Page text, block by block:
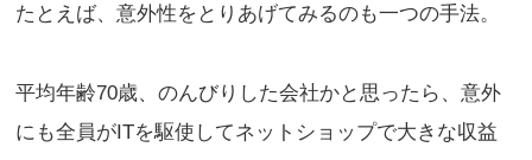
たとえば、意外性をとりあげてみるのも一つの手法。
平均年齢70歳、のんびりした会社かと思ったら、意外
にも全員がITを駆使してネットショップで大きな収益